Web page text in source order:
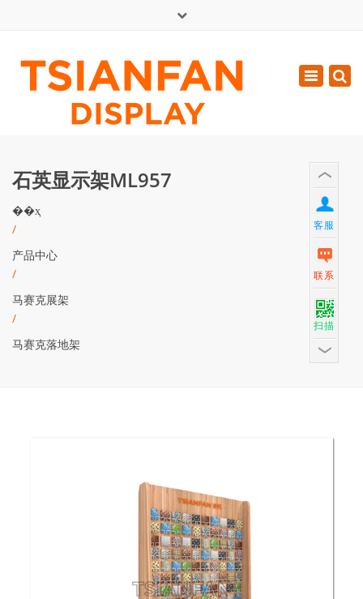
周一 - 周六: 7:00 - 17:00
0086-13365904989
Toggle
石英显示架ML957
��ҳ
/
产品中心
/
马赛克展架
/
马赛克落地架
客服
联系
扫描